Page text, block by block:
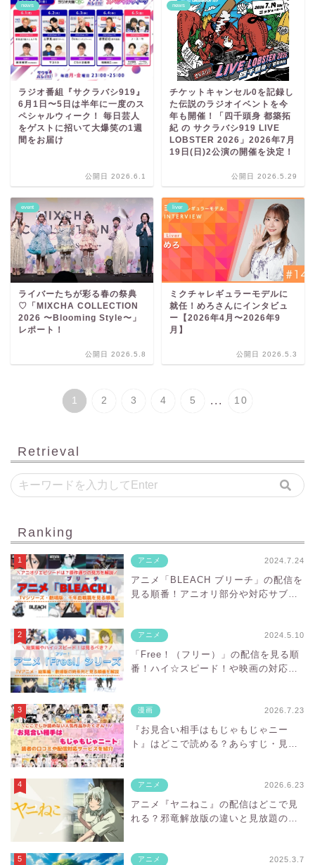
news
ラジオ番組『サクラバシ919』
6月1日〜5日は半年に一度のス
ペシャルウィーク！ 毎日芸人
をゲストに招いて大爆笑の1週
間をお届け
公開日 2026.6.1
news
チケットキャンセル0を記録し
た伝説のラジオイベントを今
年も開催！「四千頭身 都築拓
紀 の サクラバシ919 LIVE
LOBSTER 2026」2026年7月
19日(日)2公演の開催を決定！
公開日 2026.5.29
event
ライバーたちが彩る春の祭典
♡「MIXCHA COLLECTION
2026 〜Blooming Style〜」
レポート！
公開日 2026.5.8
liver
ミクチャレギュラーモデルに
就任！めろさんにインタビュ
ー【2026年4月〜2026年9
月】
公開日 2026.5.3
1 2 3 4 5 ... 10
Retrieval
Ranking
アニメ 2024.7.24
アニメ「BLEACH ブリーチ」の配信を
見る順番！アニオリ部分や対応サブス
アニメ 2024.5.10
「Free！（フリー）」の配信を見る順
番！ハイ☆スピード！や映画の対応サ
漫画 2026.7.23
『お見合い相手はもじゃもじゃニー
ト』はどこで読める？あらすじ・見ど
アニメ 2026.6.23
アニメ『ヤニねこ』の配信はどこで見
れる？邪竜解放版の違いと見放題の
アニメ 2025.3.7